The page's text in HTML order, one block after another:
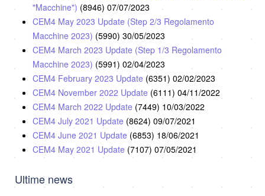
"Macchine") (8946) 07/07/2023
CEM4 May 2023 Update (Step 2/3 Regolamento
Macchine 2023) (5990) 30/05/2023
CEM4 March 2023 Update (Step 1/3 Regolamento
Macchine 2023) (5991) 02/04/2023
CEM4 February 2023 Update (6351) 02/02/2023
CEM4 November 2022 Update (6111) 04/11/2022
CEM4 March 2022 Update (7449) 10/03/2022
CEM4 July 2021 Update (8624) 09/07/2021
CEM4 June 2021 Update (6853) 18/06/2021
CEM4 May 2021 Update (7107) 07/05/2021
Ultime news